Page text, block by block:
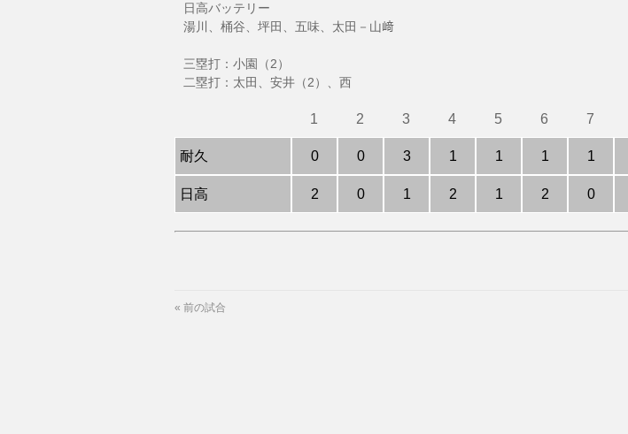
日高バッテリー
湯川、桶谷、坪田、五味、太田－山﨑
三塁打：小園（2）
二塁打：太田、安井（2）、西
耐久
日高
1
0
2
2
0
0
3
3
1
4
1
2
5
1
1
6
1
2
7
1
0
« 前の試合